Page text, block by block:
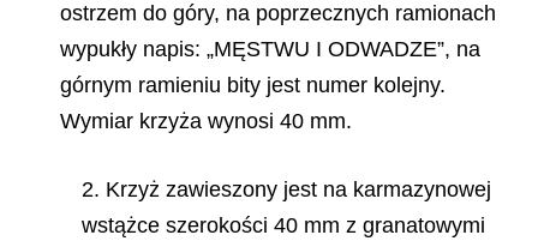
ostrzem do góry, na poprzecznych ramionach
wypukły napis: „MĘSTWU I ODWADZE”, na
górnym ramieniu bity jest numer kolejny.
Wymiar krzyża wynosi 40 mm.
2. Krzyż zawieszony jest na karmazynowej
wstążce szerokości 40 mm z granatowymi